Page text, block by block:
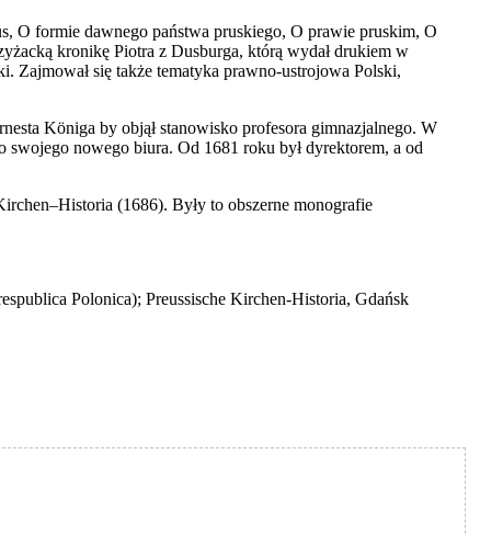
O formie dawnego państwa pruskiego, O prawie pruskim, O
kronikę Piotra z Dusburga, którą wydał drukiem w
Zajmował się także tematyka prawno-ustrojowa Polski,
Königa by objął stanowisko profesora gimnazjalnego. W
nowego biura. Od 1681 roku był dyrektorem, a od
(1686). Były to obszerne monografie
Polonica); Preussische Kirchen-Historia, Gdańsk